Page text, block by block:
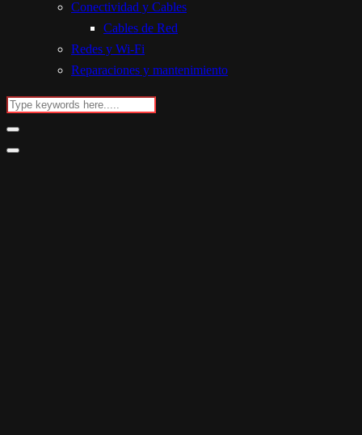
Conectividad y Cables
Cables de Red
Redes y Wi-Fi
Reparaciones y mantenimiento